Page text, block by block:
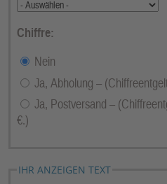
Chiffre:
Nein
Ja, Abholung –
Ja, Postversand –
€.)
IHR ANZEIGEN TEXT